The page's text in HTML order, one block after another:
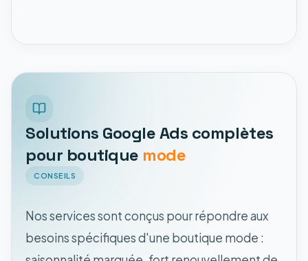
Solutions Google Ads complètes
pour boutique mode
CONSEILS
Nos services sont conçus pour répondre aux
besoins spécifiques d'une boutique mode :